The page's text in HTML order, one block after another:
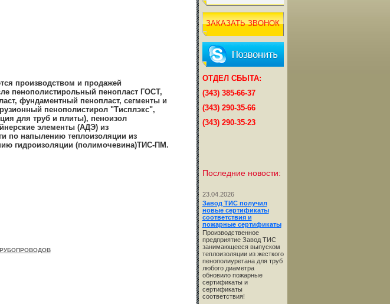
производством и продажей
пенополистирольный пенопласт ГОСТ,
фундаментный пенопласт, сегменты и
пенополистирол "Тисплэкс",
для труб и плиты), пеноизол
элементы (АДЭ) из
по напылению теплоизоляции из
гидроизоляции (полимочевина)ТИС-ПМ.
ЗАКАЗАТЬ ЗВОНОК
ОТДЕЛ СБЫТА:
(343) 385-66-37
(343) 290-35-66
(343) 290-35-23
Последние новости:
23.04.2026
Завод ТИС получил
новые сертификаты
соответствия и
пожарные сертификаты
Производственное
предприятие Завод ТИС
занимающееся выпуском
теплоизоляции из жесткого
пенополиуретана для труб
любого диаметра
обновило пожарные
сертификаты и
сертификаты
соответствия!